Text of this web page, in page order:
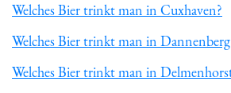
Welches Bier trinkt man in Cuxhaven?
Welches Bier trinkt man in
Welches Bier trinkt man in